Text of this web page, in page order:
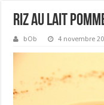
Riz au lait
bOb 4 novembre